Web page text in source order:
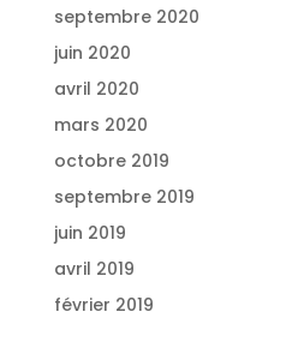
septembre 2020
juin 2020
avril 2020
mars 2020
octobre 2019
septembre 2019
juin 2019
avril 2019
février 2019